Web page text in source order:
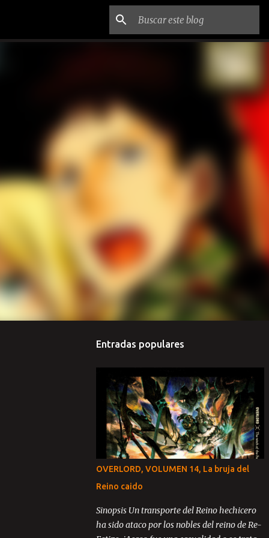
Entradas populares
OVERLORD, VOLUMEN 14, La bruja del
Reino caido
Sinopsis Un transporte del Reino hechicero
ha sido ataco por los nobles del reino de Re-